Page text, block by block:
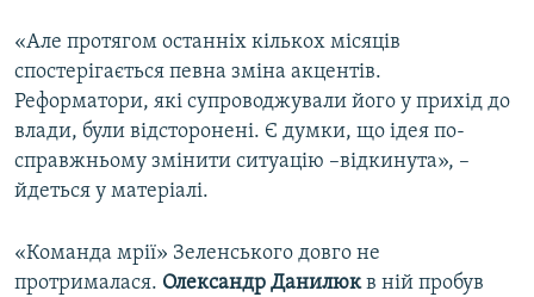
«Але протягом останніх кількох місяців
спостерігається певна зміна акцентів.
Реформатори, які супроводжували його у прихід до
влади, були відсторонені. Є думки, що ідея по-
справжньому змінити ситуацію –відкинута», –
йдеться у матеріалі.
«Команда мрії» Зеленського довго не
протрималася. Олександр Данилюкв ній пробув